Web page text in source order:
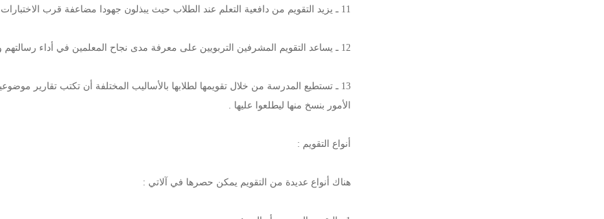
11 ـ يزيد التقويم من دافعية التعلم عند الطلاب حيث يبذلون جهودا مضاعفة قرب الاختبارات فقط .
12 ـ يساعد التقويم المشرفين التربويين على معرفة مدى نجاح المعلمين في أداء رسالتهم ومدى كفايتهم في أدائها .
13 ـ تستطيع المدرسة من خلال تقويمها لطلابها بالأساليب المختلفة أن تكتب تقارير
الأمور بنسخ منها ليطلعوا عليها .
أنواع التقويم :
هناك أنواع عديدة من التقويم يمكن حصرها في آلاتي :